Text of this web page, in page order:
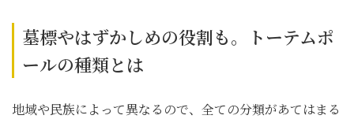
墓標やはずかしめの役割も。トーテムポ
ールの種類とは
地域や民族によって異なるので、全ての分類があてはまる